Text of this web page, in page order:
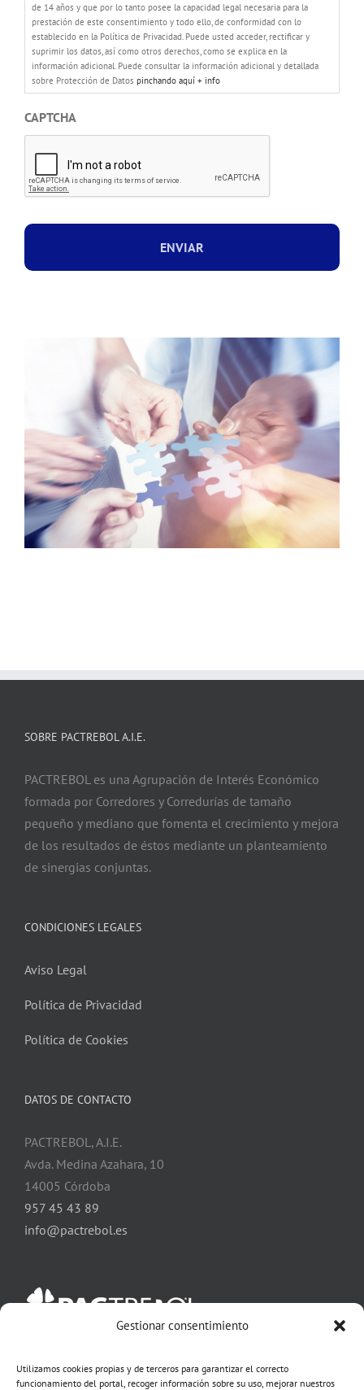
Gestionar consentimiento
Utilizamos cookies propias y de terceros para garantizar el correcto
funcionamiento del portal, recoger información sobre su uso, mejorar nuestros
de 14 años y que por lo tanto posee la capacidad legal necesaria para la
prestación de este consentimiento y todo ello, de conformidad con lo
establecido en la Política de Privacidad. Puede usted acceder, rectificar y
suprimir los datos, así como otros derechos, como se explica en la
información adicional. Puede consultar la información adicional y detallada
sobre Protección de Datos pinchando aquí + info
CAPTCHA
SOBRE PACTREBOL A.I.E.
PACTREBOL es una Agrupación de Interés Económico
formada por Corredores y Corredurías de tamaño
pequeño y mediano que fomenta el crecimiento y mejora
de los resultados de éstos mediante un planteamiento
de sinergias conjuntas.
CONDICIONES LEGALES
Aviso Legal
Política de Privacidad
Política de Cookies
DATOS DE CONTACTO
PACTREBOL, A.I.E.
Avda. Medina Azahara, 10
14005 Córdoba
957 45 43 89
info@pactrebol.es
SÍGUENOS EN NUESTRAS RRSS: